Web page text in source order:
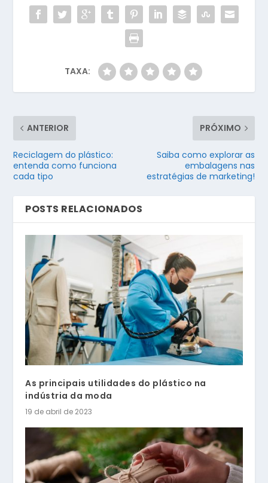
TAXA:
ANTERIOR
Reciclagem do plástico:
entenda como funciona
cada tipo
PRÓXIMO
Saiba como explorar as
embalagens nas
estratégias de marketing!
POSTS RELACIONADOS
As principais utilidades do plástico na
indústria da moda
19 de abril de 2023